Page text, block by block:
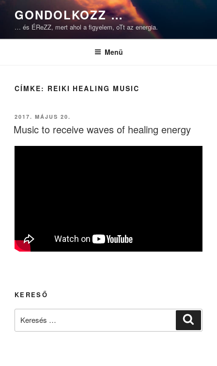
Tartalomhoz
GONDOLKOZZ …
… és ÉReZZ, mert ahol a figyelem, oTt az energia.
Menü
CÍMKE: REIKI HEALING MUSIC
BEKÜLDVE:
2017. MÁJUS 20.
Music to receive waves of healing energy
KERESŐ